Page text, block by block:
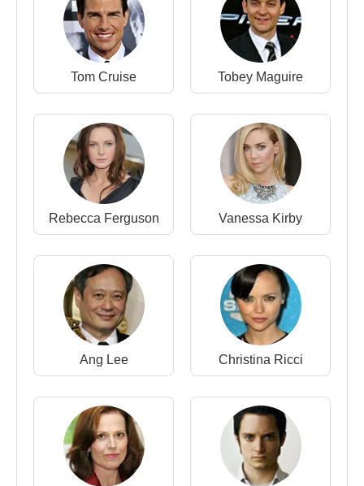
2015-2020 - Supergirl (Winslow Schott, Sr./Toyman)
(Tv Dizisi)
2015 - Remember (Charles Guttman) (Sinema
2011–2014 - Revenge (Conrad Grayson) (Tv Dizisi)
Gentlemen) (seslendirme)) (Tv Dizisi)
2011 - Falling Skies (Teğmen Terry Clayton) (Tv
Dizisi)
2010 - The Cult (Nathan) (Tv Dizisi)
Filmi)
2010 - Ice Castles (Marcus) (Sinema Filmi)
2009 - Prayers for Bobby (Robert Griffith) (Tv Dizisi)
2009 - Christmas Dreams (Norman) (Tv Dizisi)
2008 - The Russell Girl (Howard Morrisey) (Tv
2008 - Monk (Aaron Larkin) (Tv Dizisi)
2008 - Flashpoint (Jack Swanson) (Tv Dizisi)
2007 - The Tudors (Thomas Howard, 3rd Duke of
Norfolk) (Tv Dizisi)
Tom Cruise Tobey Maguire
Rebecca Ferguson Vanessa Kirby
Ang Lee Christina Ricci